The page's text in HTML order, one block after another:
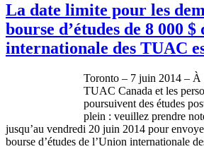
La date limite pour les
bourse d’études de 8 000 $
internationale des TUAC
Toronto – 7 juin 2014 – À
TUAC Canada et les
poursuivent des études
plein : veuillez prendre
jusqu’au vendredi 20 juin 2014 pour
bourse d’études de l’Union internationale